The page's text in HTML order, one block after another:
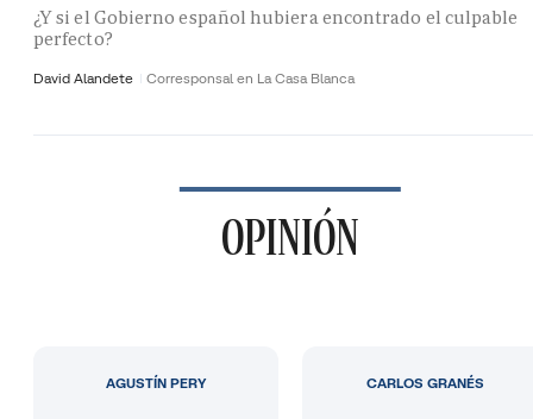
¿Y si el Gobierno español hubiera encontrado el culpable
perfecto?
David Alandete Corresponsal en La Casa Blanca
OPINIÓN
AGUSTÍN PERY CARLOS GRANÉS